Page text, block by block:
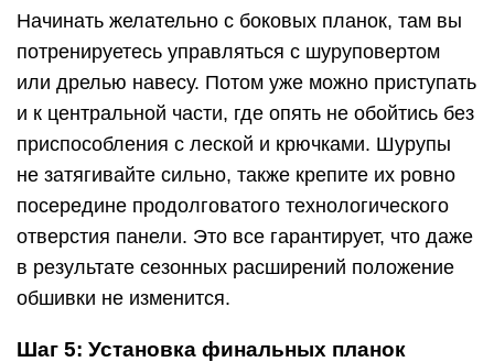
Начинать желательно с боковых планок, там вы
потренируетесь управляться с шуруповертом
или дрелью навесу. Потом уже можно приступать
и к центральной части, где опять не обойтись без
приспособления с леской и крючками. Шурупы
не затягивайте сильно, также крепите их ровно
посередине продолговатого технологического
отверстия панели. Это все гарантирует, что даже
в результате сезонных расширений положение
обшивки не изменится.
Шаг 5: Установка финальных планок